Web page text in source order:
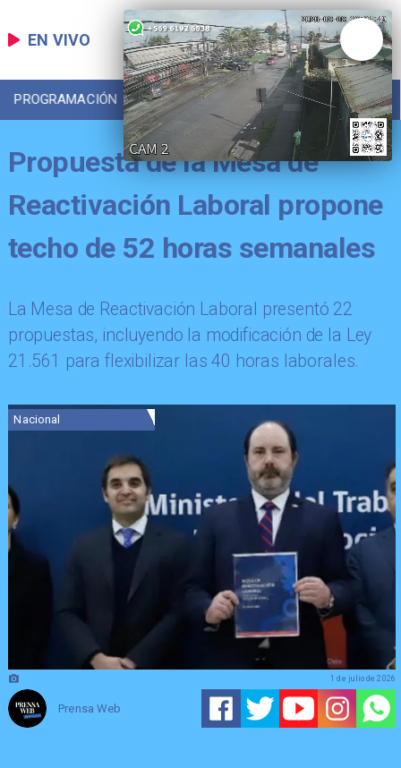
EN VIVO
PROGRAMACIÓN LOCAL DEPORTES
Propuesta de la Mesa de
Reactivación Laboral propone
techo de 52 horas semanales
La Mesa de Reactivación Laboral presentó 22
propuestas, incluyendo la modificación de la Ley
21.561 para flexibilizar las 40 horas laborales.
Nacional
Prensa Web
1 de julio de 2026